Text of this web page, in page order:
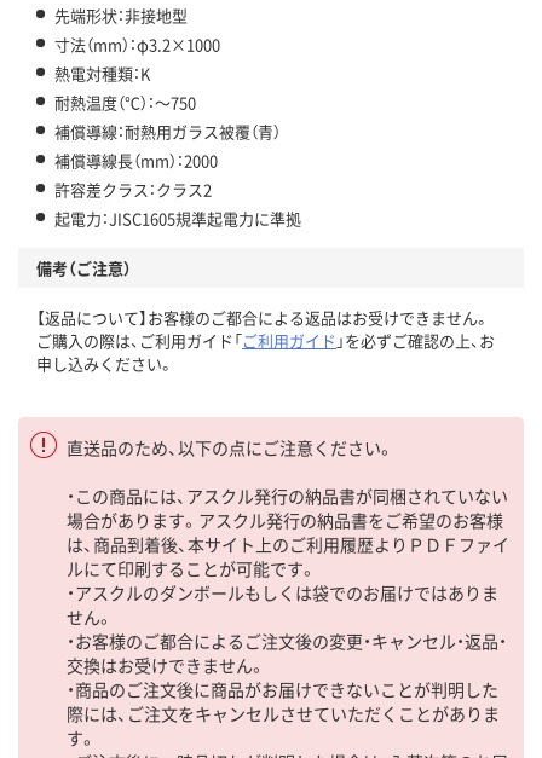
先端形状：非接地型
寸法（mm）：φ3.2×1000
熱電対種類：K
耐熱温度（℃）：～750
補償導線：耐熱用ガラス被覆（青）
補償導線長（mm）：2000
許容差クラス：クラス2
起電力：JISC1605規準起電力に準拠
備考（ご注意）
【返品について】お客様のご都合による返品はお受けできません。
ご購入の際は、ご利用ガイド「ご利用ガイド 」を必ずご確認の上、お
申し込みください。
直送品のため、以下の点にご注意ください。
・この商品には、アスクル発行の納品書が同梱されていない
場合があります。アスクル発行の納品書をご希望のお客様
は、商品到着後、本サイト上のご利用履歴よりＰＤＦファイ
ルにて印刷することが可能です。
・アスクルのダンボールもしくは袋でのお届けではありま
せん。
・お客様のご都合によるご注文後の変更・キャンセル・返品・
交換はお受けできません。
・商品のご注文後に商品がお届けできないことが判明した
際には、ご注文をキャンセルさせていただくことがありま
す。